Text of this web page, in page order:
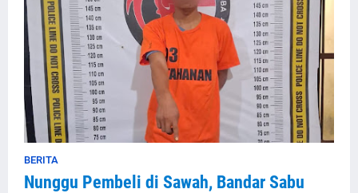
BERITA
Nunggu Pembeli di Sawah, Bandar Sabu